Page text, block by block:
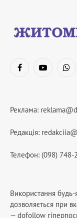
FacebookYouTube
Реклама:
Редакція:
Телефон: (098) 748-
Використання будь-
дозволяється при
— dofollow